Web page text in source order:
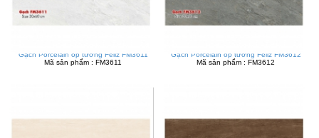
Gạch Porcelain ốp tường Feliz FM3611
Mã sản phẩm : FM3611
Gạch Porcelain ốp tường Feliz FM3612
Mã sản phẩm : FM3612